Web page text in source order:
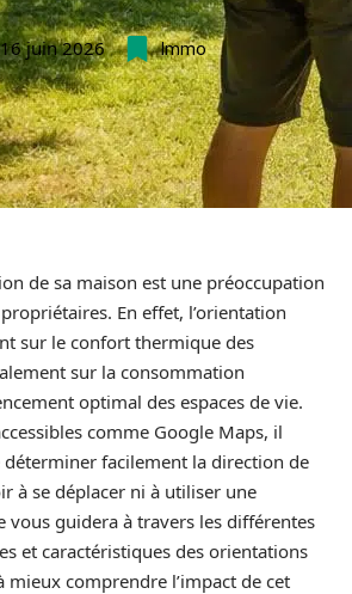
16 juin 2026 Immo
de sa maison est une préoccupation
En effet, l’orientation
sur le confort thermique des
sur la consommation
optimal des espaces de vie.
comme Google Maps, il
facilement la direction de
à se déplacer ni à utiliser une
vous guidera à travers les différentes
et caractéristiques des orientations
mieux comprendre l’impact de cet